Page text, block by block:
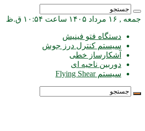
جمعه , ۱۶ مرداد ۱۴۰۵ ساعت ۱۰:۵۴ ق.ظ
دستگاه فتو فینیش
سیستم کنترل درز جوش
آشکارساز خطی
دوربین ناحیه ای
سیستم Flying Shear